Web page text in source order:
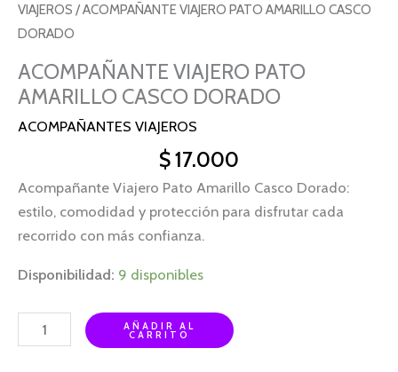
VIAJEROS / ACOMPAÑANTE VIAJERO PATO AMARILLO CASCO
DORADO
ACOMPAÑANTE VIAJERO PATO
AMARILLO CASCO DORADO
ACOMPAÑANTES VIAJEROS
$17.000
Acompañante Viajero Pato Amarillo Casco Dorado:
estilo, comodidad y protección para disfrutar cada
recorrido con más confianza.
Disponibilidad: 9 disponibles
AÑADIR AL
CARRITO